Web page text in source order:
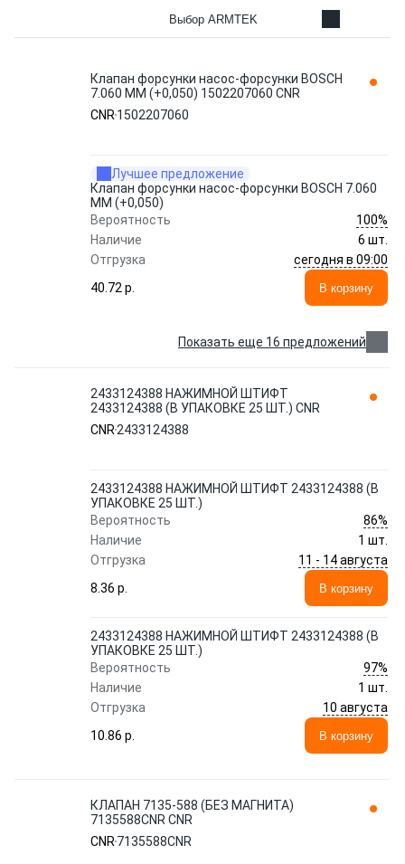
Выбор ARMTEK
Клапан форсунки насос-форсунки BOSCH
7.060 ММ (+0,050) 1502207060 CNR
CNR 1502207060
Лучшее предложение
Клапан форсунки насос-форсунки BOSCH 7.060
ММ (+0,050)
Вероятность
100%
Наличие
6 шт.
Отгрузка
сегодня в 09:00
40.72 p.
В корзину
Показать еще 16 предложений
2433124388 НАЖИМНОЙ ШТИФТ
2433124388 (В УПАКОВКЕ 25 ШТ.) CNR
CNR 2433124388
2433124388 НАЖИМНОЙ ШТИФТ 2433124388 (В
УПАКОВКЕ 25 ШТ.)
Вероятность
86%
Наличие
1 шт.
Отгрузка
11 - 14 августа
8.36 p.
В корзину
2433124388 НАЖИМНОЙ ШТИФТ 2433124388 (В
УПАКОВКЕ 25 ШТ.)
Вероятность
97%
Наличие
1 шт.
Отгрузка
10 августа
10.86 p.
В корзину
КЛАПАН 7135-588 (БЕЗ МАГНИТА)
7135588CNR CNR
CNR 7135588CNR